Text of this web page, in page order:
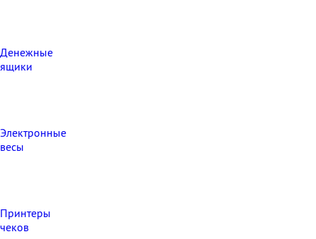
Денежные
ящики
Электронные
весы
Принтеры
чеков